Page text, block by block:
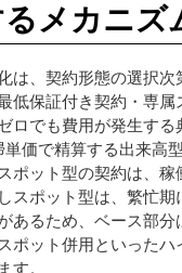
メカニズ
は、契約形態の選択次
低保証付き契約・専属
ロでも費用が発生する
価で精算する出来高
ポット型の契約は、稼
スポット型は、繁忙期
あるため、ベース部分
ポット併用といったハ
す。